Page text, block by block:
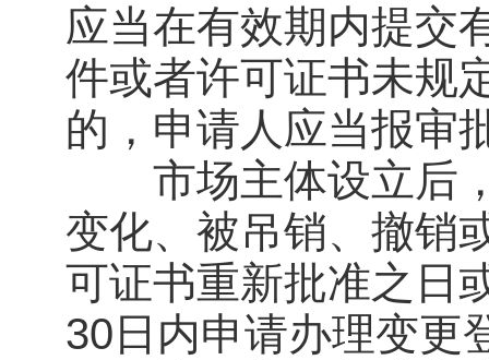
应当在有效期内提交
件或者许可证书未规
的，申请人应当报审
市场主体设立后，
变化、被吊销、撤销
可证书重新批准之日
30日内申请办理变更